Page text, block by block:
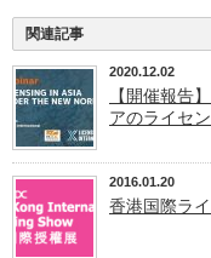
関連記事
2020.12.02
【開催報告
アのライセ
2016.01.20
香港国際ラ